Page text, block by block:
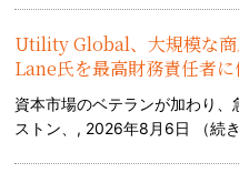
Utility Global、大規模な
Lane氏を最高財務責任者
資本市場のベテランが加わり
ストン、, 2026年8月6日 （続